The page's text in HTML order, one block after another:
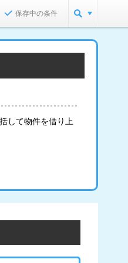
保存中の条件
して物件を借り上